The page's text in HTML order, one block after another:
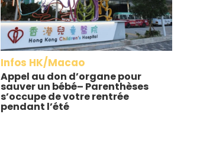
Infos HK/Macao
Appel au don d’organe pour
sauver un bébé– Parenthèses
s’occupe de votre rentrée
pendant l’été